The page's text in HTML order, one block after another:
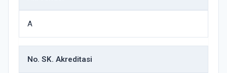
A
No. SK. Akreditasi